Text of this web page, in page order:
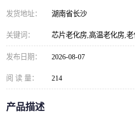
发货地址： 湖南省长沙
关键词： 芯片老化房,高温老化房,
发布日期： 2026-08-07
阅 读 量： 214
产品描述